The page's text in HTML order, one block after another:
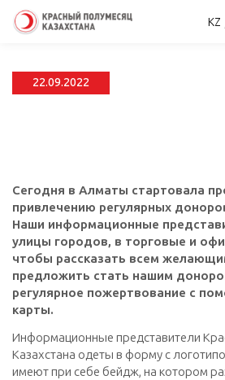
KZ
22.09.2022
Сегодня в Алматы стартовала
привлечению регулярных
Наши информационные
улицы городов, в торговые и
чтобы рассказать всем
предложить стать нашим
регулярное пожертвование с
карты.
Информационные представители
Казахстана одеты в форму с
имеют при себе бейдж, на котором